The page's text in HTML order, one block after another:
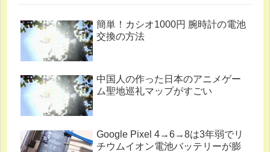
簡単！カシオ1000円 腕時計の電池
交換の方法
中国人の作った日本のアニメゲー
ム聖地巡礼マップがすごい
Google Pixel 4→6→8は3年弱でリ
チウムイオン電池バッテリーが膨